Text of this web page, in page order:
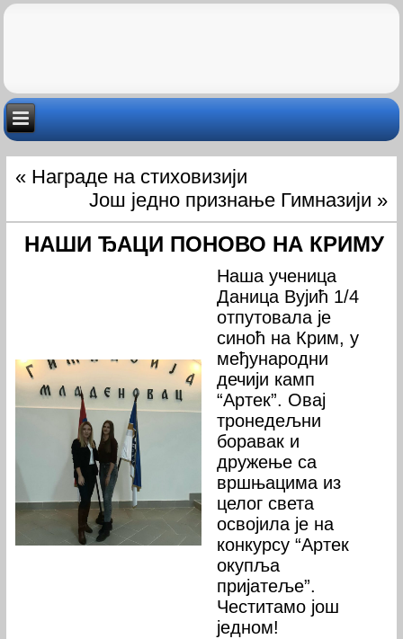
« Награде на стиховизији
Још једно признање Гимназији »
НАШИ ЂАЦИ ПОНОВО НА КРИМУ
Наша ученица
Даница Вујић 1/4
отпутовала је
синоћ на Крим, у
међународни
дечији камп
“Артек”. Овај
тронедељни
боравак и
дружење са
вршњацима из
целог света
освојила је на
конкурсу “Артек
окупља
пријатеље”.
Честитамо још
једном!